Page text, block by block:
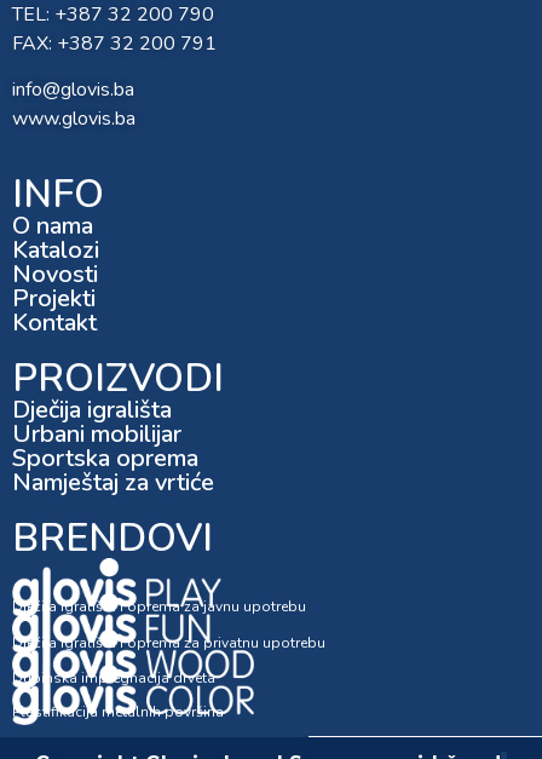
TEL: +387 32 200 790
FAX: +387 32 200 791
info@glovis.ba
www.glovis.ba
INFO
O nama
Katalozi
Novosti
Projekti
Kontakt
PROIZVODI
Dječija igrališta
Urbani mobilijar
Sportska oprema
Namještaj za vrtiće
BRENDOVI
Dječija igrališta i oprema za javnu upotrebu
Dječija igrališta i oprema za privatnu upotrebu
Dubinska impregnacija drveta
Plastifikacija metalnih površina